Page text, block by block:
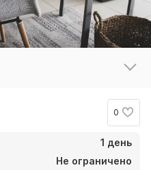
0
1 день
Не ограничено